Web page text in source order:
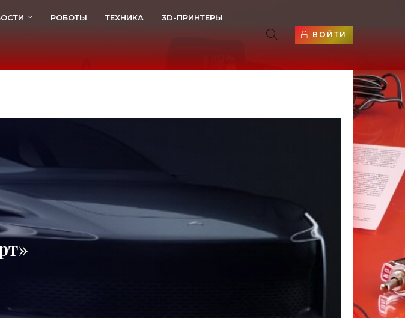
РОБОТЫ ТЕХНИКА 3D-ПРИНТЕРЫ
ВОЙТИ